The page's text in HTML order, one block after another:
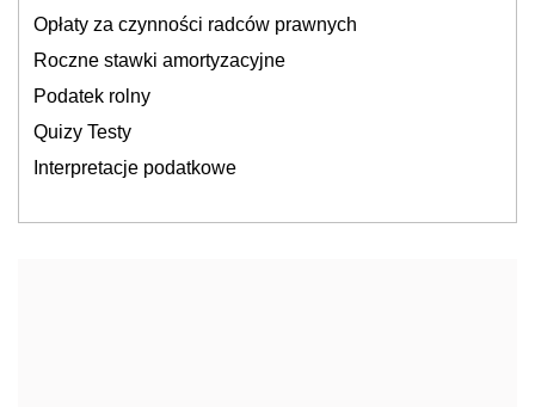
Opłaty za czynności radców prawnych
Roczne stawki amortyzacyjne
Podatek rolny
Quizy Testy
Interpretacje podatkowe